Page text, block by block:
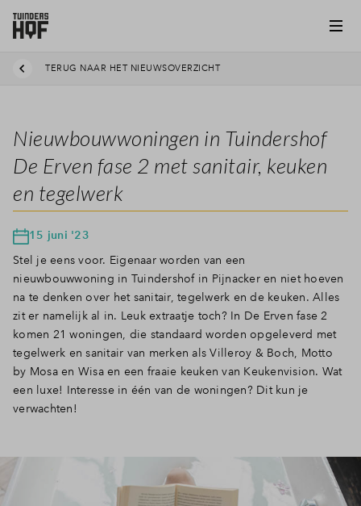
TERUG NAAR HET NIEUWSOVERZICHT
Nieuwbouwwoningen in Tuindershof
De Erven fase 2 met sanitair, keuken
en tegelwerk
15 juni '23
Stel je eens voor. Eigenaar worden van een
nieuwbouwwoning in Tuindershof in Pijnacker en niet hoeven
na te denken over het sanitair, tegelwerk en de keuken. Alles
zit er namelijk al in. Leuk extraatje toch? In De Erven fase 2
komen 21 woningen, die standaard worden opgeleverd met
tegelwerk en sanitair van merken als Villeroy & Boch, Motto
by Mosa en Wisa en een fraaie keuken van Keukenvision. Wat
een luxe! Interesse in één van de woningen? Dit kun je
verwachten!